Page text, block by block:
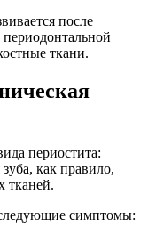
после
ткани.
периостита:
как правило,
тканей.
симптомы: